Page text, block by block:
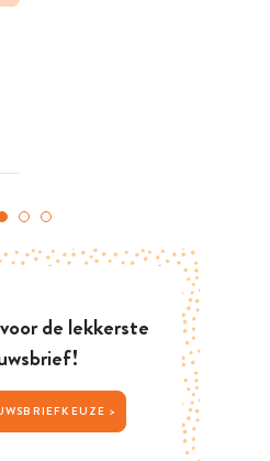
de lekkerste
JOUW NIEUWSBRIEFKEUZE >